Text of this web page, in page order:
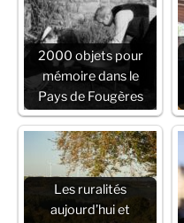
2000 objets pour
mémoire dans le
Pays de Fougères
Les ruralités
aujourd’hui et